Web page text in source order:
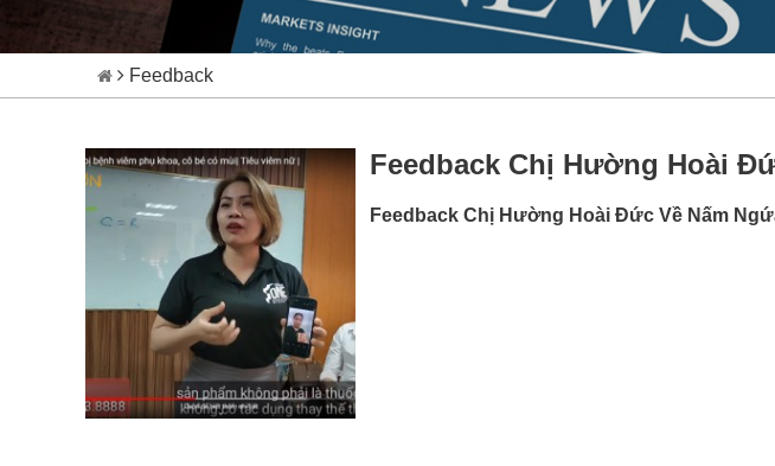
Feedback
Feedback Chị Hường Hoài
Feedback Chị Hường Hoài Đức Về Nấm